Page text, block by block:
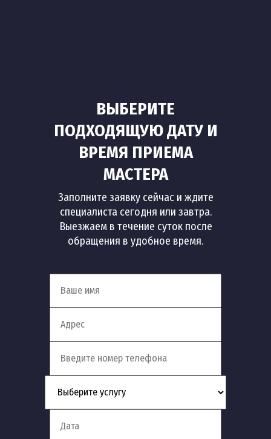
ВЫБЕРИТЕ
ПОДХОДЯЩУЮ ДАТУ И
ВРЕМЯ ПРИЕМА
МАСТЕРА
Заполните заявку сейчас и ждите
специалиста сегодня или завтра.
Выезжаем в течение суток после
обращения в удобное время.